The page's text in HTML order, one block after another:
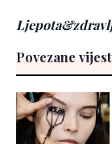
Povezane